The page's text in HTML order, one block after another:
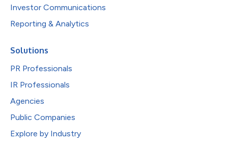
Investor Communications
Reporting & Analytics
Solutions
PR Professionals
IR Professionals
Agencies
Public Companies
Explore by Industry